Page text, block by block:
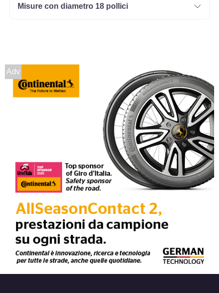
Foro centrale: 60.1mm
Disponibile
DEZENT Tn Silver 4 fori
14" 5.5X14 ET45 4x100
DEZENT Tn Black Mirror
4 fori 14" 5.5X14 ET35
Foro centrale: 60.1mm
Disponibile
DEZENT Tn Black Mirror
4 fori 14" 5.5X14 ET40
4x100
Misure con diametro 18 pollici
Adv